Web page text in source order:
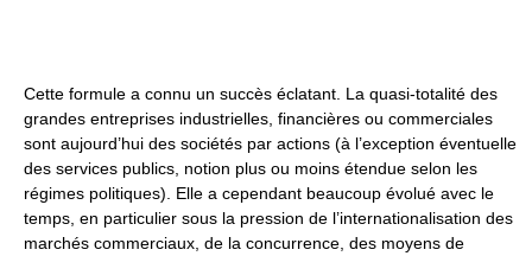
Cette formule a connu un succès éclatant. La quasi-totalité des
grandes entreprises industrielles, financières ou commerciales
sont aujourd’hui des sociétés par actions (à l’exception éventuelle
des services publics, notion plus ou moins étendue selon les
régimes politiques). Elle a cependant beaucoup évolué avec le
temps, en particulier sous la pression de l’internationalisation des
marchés commerciaux, de la concurrence, des moyens de